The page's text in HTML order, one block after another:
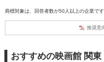
商標対象は、回答者数が50人以上の企業です
推奨意
おすすめの映画館 関